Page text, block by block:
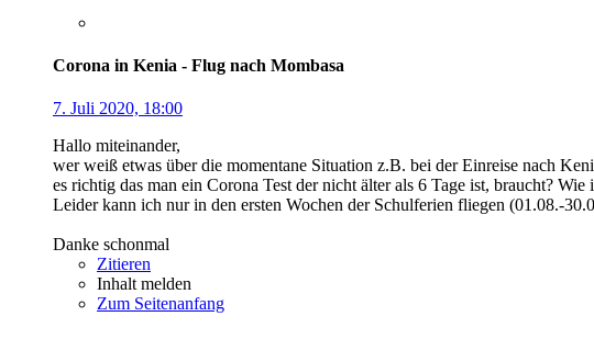
Corona in Kenia - Flug nach Mombasa
7. Juli 2020, 18:00
Hallo miteinander,
wer weiß etwas über die momentane Situation z.B. bei der Einreise nach
es richtig das man ein Corona Test der nicht älter als 6 Tage ist, braucht? Wie
Leider kann ich nur in den ersten Wochen der Schulferien fliegen (01.08.-
Danke schonmal
Zitieren
Inhalt melden
Zum Seitenanfang